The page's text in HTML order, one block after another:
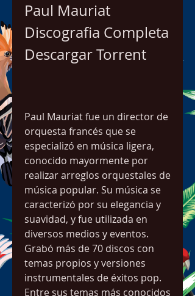
Paul Mauriat
Discografia Completa
Descargar Torrent
Paul Mauriat fue un director de
orquesta francés que se
especializó en música ligera,
conocido mayormente por
realizar arreglos orquestales de
música popular. Su música se
caracterizó por su elegancia y
suavidad, y fue utilizada en
diversos medios y eventos.
Grabó más de 70 discos con
temas propios y versiones
instrumentales de éxitos pop.
Entre sus temas más conocidos